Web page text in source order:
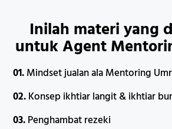
Inilah materi yang
untuk Agent
01.Mindset jualan ala Mentoring
02.Konsep ikhtiar langit & ikhtiar
03.Penghambat rezeki